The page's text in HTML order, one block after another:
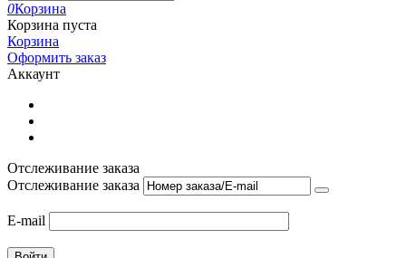
0Корзина
Корзина пуста
Корзина
Оформить заказ
Аккаунт
Отслеживание заказа
Отслеживание заказа
E-mail